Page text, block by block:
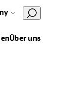
Über uns